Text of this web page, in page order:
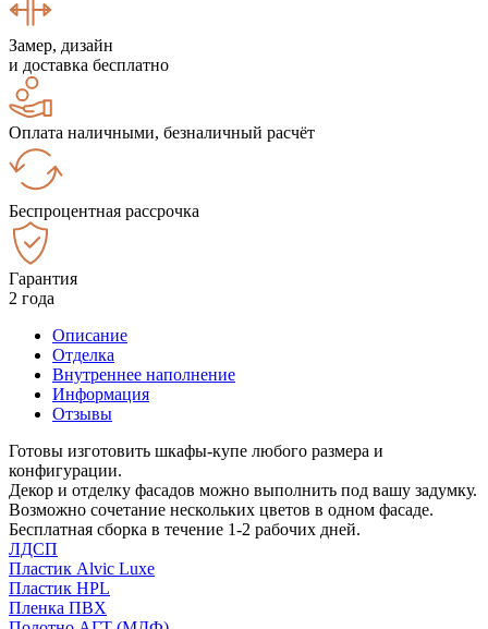
Замер, дизайн
и доставка бесплатно
Оплата наличными, безналичный расчёт
Беспроцентная рассрочка
Гарантия
2 года
Описание
Отделка
Внутреннее наполнение
Информация
Отзывы
Готовы изготовить шкафы-купе любого размера и
конфигурации.
Декор и отделку фасадов можно выполнить под вашу задумку.
Возможно сочетание нескольких цветов в одном фасаде.
Бесплатная сборка в течение 1-2 рабочих дней.
ЛДСП
Пластик Alvic Luxe
Пластик HPL
Пленка ПВХ